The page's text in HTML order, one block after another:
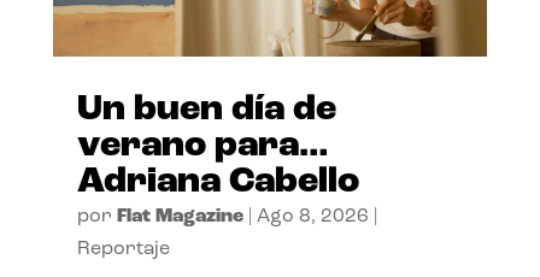
Un buen día de
verano para…
Adriana Cabello
por Flat Magazine| Ago 8, 2026
Reportaje